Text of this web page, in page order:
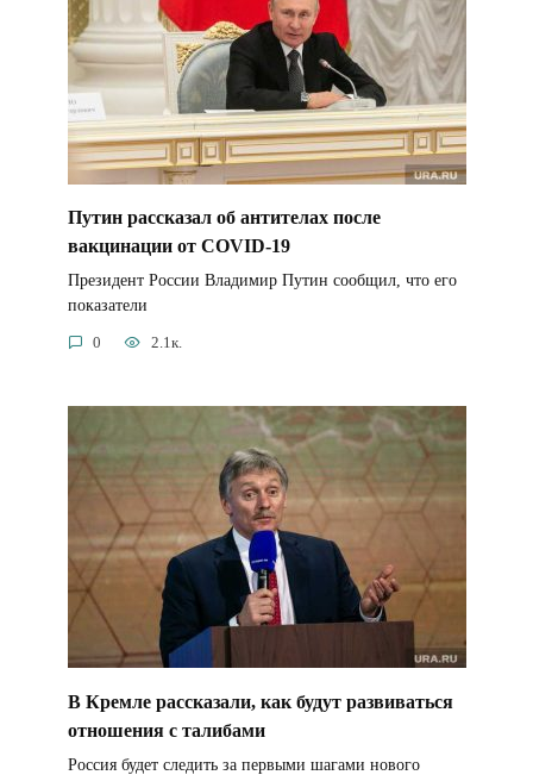
Путин рассказал об антителах после
вакцинации от COVID-19
Президент России Владимир Путин сообщил, что его
показатели
0 2.1к.
В Кремле рассказали, как будут развиваться
отношения с талибами
Россия будет следить за первыми шагами нового